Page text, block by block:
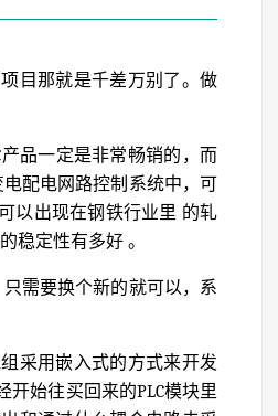
目那就是千差万别了。做
品一定是非常畅销的，而
配电网路控制系统中，可
以出现在钢铁行业里 的轧
稳定性有多好 。
需要换个新的就可以，系
采用嵌入式的方式来开发
开始往买回来的PLC模块里